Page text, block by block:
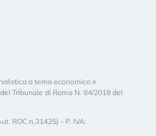
a tema economico e
Tribunale di Roma N. 84/2018 del
ROC n.31425) - P. IVA: